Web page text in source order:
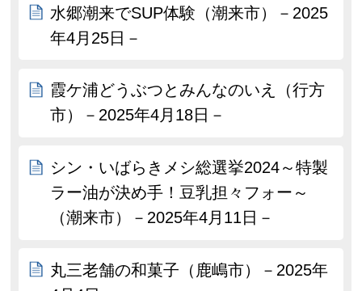
水郷潮来でSUP体験（潮来市）－2025
年4月25日－
霞ケ浦どうぶつとみんなのいえ（行方
市）－2025年4月18日－
シン・いばらきメシ総選挙2024～特製
ラー油が決め手！豆乳担々フォー～
（潮来市）－2025年4月11日－
丸三老舗の和菓子（鹿嶋市）－2025年